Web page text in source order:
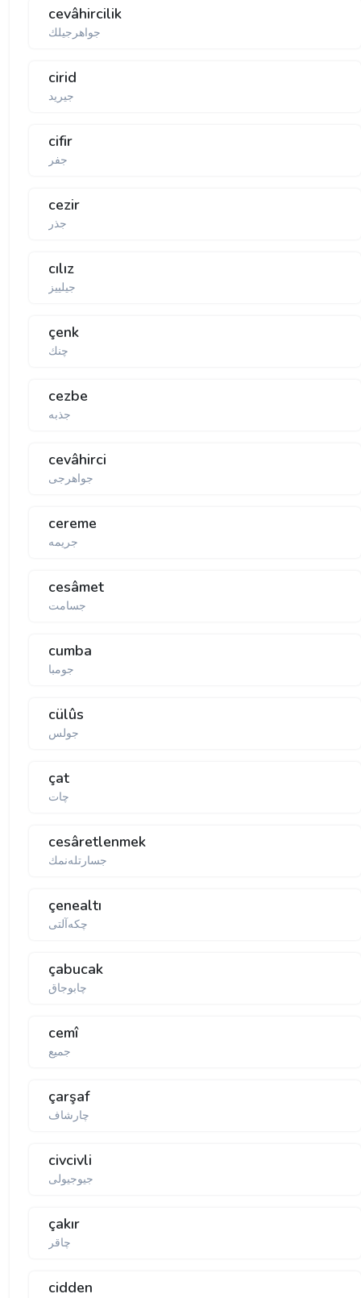
cevâhircilik
جواهرجیلك
cirid
جیرید
cifir
جفر
cezir
جذر
cılız
جیلییز
çenk
چنك
cezbe
جذبە
cevâhirci
جواهرجی
cereme
جریمە
cesâmet
جسامت
cumba
جومبا
cülûs
جولس
çat
چات
cesâretlenmek
جسارتلەنمك
çenealtı
چكەآلتی
çabucak
چابوجاق
cemî
جمیع
çarşaf
چارشاف
civcivli
جیوجیولی
çakır
چاقر
cidden